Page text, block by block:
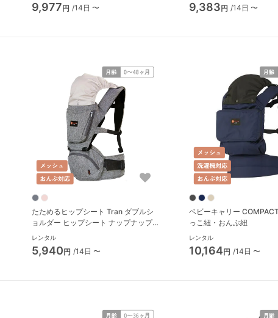
9,977円 /14日 〜 9,383円 /14日 〜
たためるヒップシート Tran ダブルシ
ョルダー ヒップシート ナップナップ
(napnap) 抱っこ紐・おんぶ紐
レンタル
5,940円 /14日 〜
ベビーキャリー
っこ紐・おんぶ紐
レンタル
10,164円 /14日 〜